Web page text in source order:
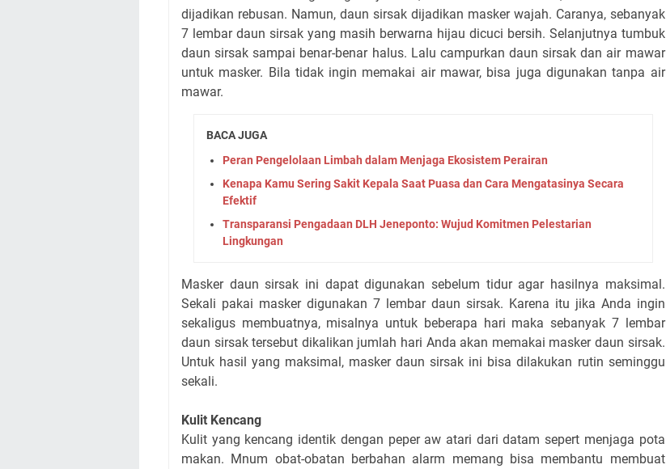
dijadikan rebusan. Namun, daun sirsak dijadikan masker wajah. Caranya, sebanyak
7 lembar daun sirsak yang masih berwarna hijau dicuci bersih. Selanjutnya tumbuk
daun sirsak sampai benar-benar halus. Lalu campurkan daun sirsak dan air mawar
untuk masker. Bila tidak ingin memakai air mawar, bisa juga digunakan tanpa air
mawar.
BACA JUGA
Peran Pengelolaan Limbah dalam Menjaga Ekosistem Perairan
Kenapa Kamu Sering Sakit Kepala Saat Puasa dan Cara Mengatasinya Secara
Efektif
Transparansi Pengadaan DLH Jeneponto: Wujud Komitmen Pelestarian
Lingkungan
Masker daun sirsak ini dapat digunakan sebelum tidur agar hasilnya maksimal.
Sekali pakai masker digunakan 7 lembar daun sirsak. Karena itu jika Anda ingin
sekaligus membuatnya, misalnya untuk beberapa hari maka sebanyak 7 lembar
daun sirsak tersebut dikalikan jumlah hari Anda akan memakai masker daun sirsak.
Untuk hasil yang maksimal, masker daun sirsak ini bisa dilakukan rutin seminggu
sekali.
Kulit Kencang
Kulit yang kencang identik dengan peper aw atari dari datam sepert menjaga pota
makan. Mnum obat-obatan berbahan alarm memang bisa membantu membuat